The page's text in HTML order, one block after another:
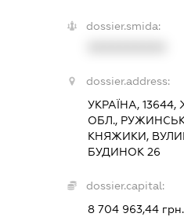
dossier.smida:
dossier.address:
УКРАЇНА,
ОБЛ.,
КНЯЖИКИ,
БУДИНОК 26
dossier.capital:
8 704 963,44 грн.